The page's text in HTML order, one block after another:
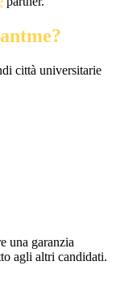
città universitarie
una garanzia
agli altri candidati.